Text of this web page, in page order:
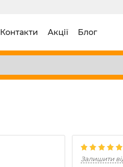
Контакти Акції Блог
Залишити